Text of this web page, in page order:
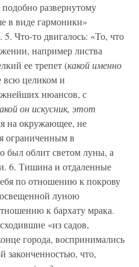
развернутому
в виде гармоники»
5. Что-то двигалось: «То, что
например листва
ее трепет (какой именно
всю целиком и
нюансов, с
он искусник, этот
на окружающее, не
ограниченным в
был облит светом луны, а
6. Тишина и отдаленные
по отношению к покрову
луною
к бархату мрака.
«из садов,
города, воспринимались
законченностью, что,